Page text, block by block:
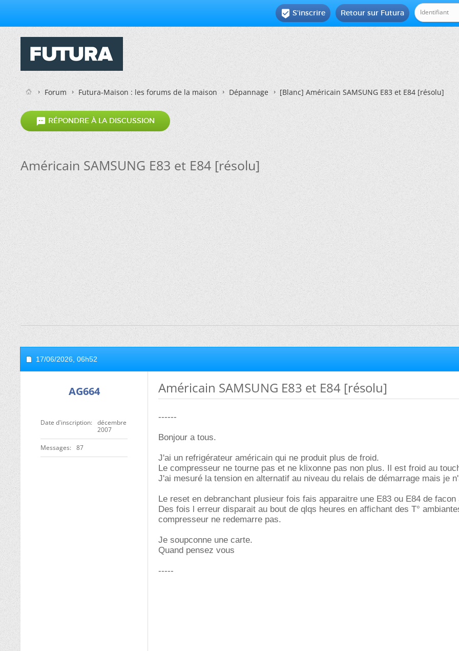
Retour sur Futura
 S'inscrire
Forum Futura-Maison : les forums de la maison Dépannage [Blanc]Américain SAMSUNG E83 et E84 [résolu]
 RÉPONDRE À LA DISCUSSION
Américain SAMSUNG E83 et E84 [résolu]
17/06/2026, 06h52
AG664
Date d'inscription
décembre
2007
Messages 87
Américain SAMSUNG E83 et E84 [résolu]
------
Bonjour a tous.
J'ai un refrigérateur américain qui ne produit plus de froid.
Le compresseur ne tourne pas et ne klixonne pas non plus. Il est froid au
J'ai mesuré la tension en alternatif au niveau du relais de démarrage mais je
Le reset en debranchant plusieur fois fais apparaitre une E83 ou E84 de facon
Des fois l erreur disparait au bout de qlqs heures en affichant des T°
compresseur ne redemarre pas.
Je soupconne une carte.
Quand pensez vous
-----